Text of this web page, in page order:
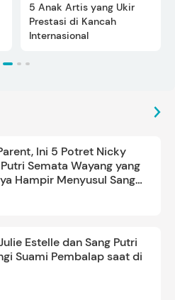
5 Anak Artis yang Ukir
Prestasi di Kancah
Internasional
Ini 5 Potret Nicky
Semata Wayang yang
Hampir Menyusul Sang
Estelle dan Sang Putri
Suami Pembalap saat di